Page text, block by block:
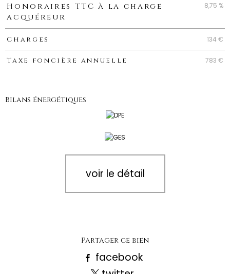
Honoraires TTC à la charge
acquéreur
8,75 %
Charges 134 €
Taxe foncière annuelle 783 €
Bilans énergétiques
voir le détail
Partager ce bien
facebook